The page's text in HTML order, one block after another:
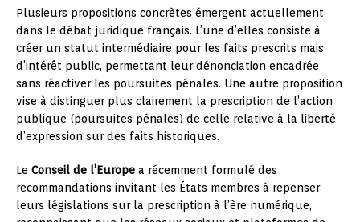
Plusieurs propositions concrètes émergent actuellement
dans le débat juridique français. L’une d’elles consiste à
créer un statut intermédiaire pour les faits prescrits mais
d’intérêt public, permettant leur dénonciation encadrée
sans réactiver les poursuites pénales. Une autre proposition
vise à distinguer plus clairement la prescription de l’action
publique (poursuites pénales) de celle relative à la liberté
d’expression sur des faits historiques.
Le Conseil de l’Europe a récemment formulé des
recommandations invitant les États membres à repenser
leurs législations sur la prescription à l’ère numérique,